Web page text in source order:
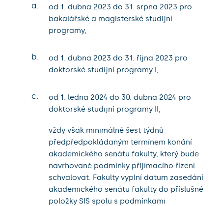
a.
od 1. dubna 2023 do 31. srpna 2023 pro
bakalářské a magisterské studijní
programy,
b.
od 1. dubna 2023 do 31. října 2023 pro
doktorské studijní programy I,
c.
od 1. ledna 2024 do 30. dubna 2024 pro
doktorské studijní programy II,
vždy však minimálně šest týdnů
předpředpokládaným termínem konání
akademického senátu fakulty, který bude
navrhované podmínky přijímacího řízení
schvalovat. Fakulty vyplní datum zasedání
akademického senátu fakulty do příslušné
položky SIS spolu s podmínkami